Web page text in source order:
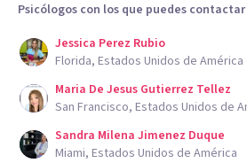
Psicólogos con los que puedes contactar
Jessica Perez Rubio
Florida, Estados Unidos de América
Maria De Jesus Gutierrez Tellez
San Francisco, Estados Unidos de
Sandra Milena Jimenez Duque
Miami, Estados Unidos de América